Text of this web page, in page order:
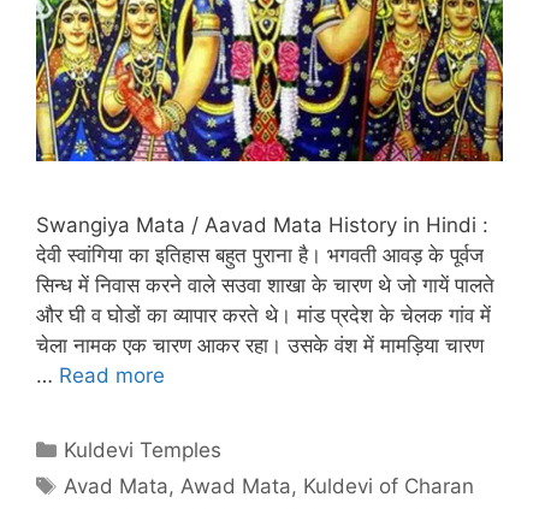
Swangiya Mata / Aavad Mata History in Hindi :
देवी स्वांगिया का इतिहास बहुत पुराना है। भगवती आवड़ के पूर्वज
सिन्ध में निवास करने वाले सउवा शाखा के चारण थे जो गायें पालते
और घी व घोडों का व्यापार करते थे। मांड प्रदेश के चेलक गांव में
चेला नामक एक चारण आकर रहा। उसके वंश में मामड़िया चारण
… Read more
Categories
Kuldevi Temples
Tags
Avad Mata,Awad Mata, Kuldevi of Charan